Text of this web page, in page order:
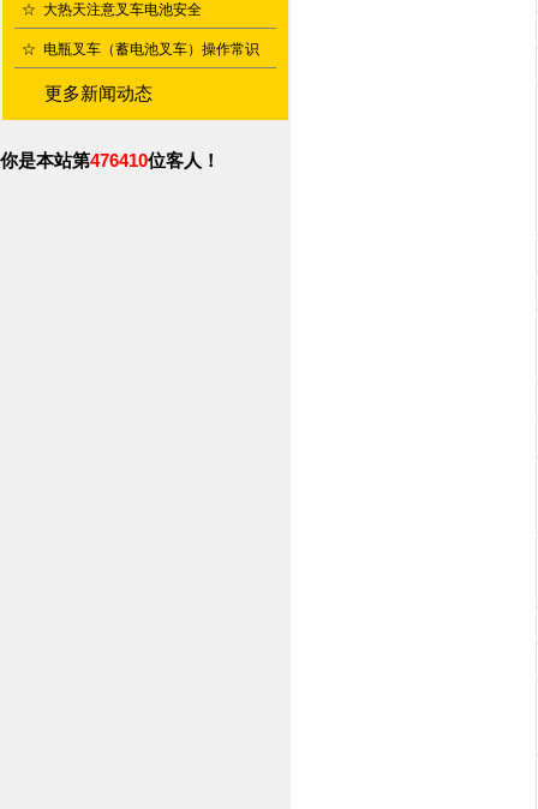
☆ 大热天注意叉车电池安全
☆ 电瓶叉车（蓄电池叉车）操作常识
更多新闻动态
你是本站第476410位客人！